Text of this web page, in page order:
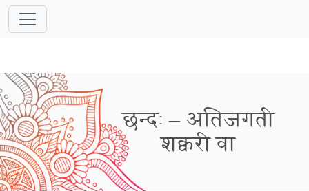
छन्दः – अतिजगती
शक्वरी वा